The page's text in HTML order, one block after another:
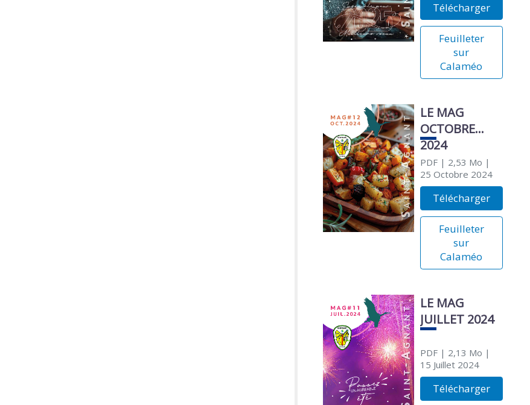
Télécharger
Feuilleter
sur
Calaméo
LE MAG
OCTOBRE
2024
PDF| 2,53 Mo |
25 Octobre 2024
Télécharger
Feuilleter
sur
Calaméo
LE MAG
JUILLET 2024
PDF| 2,13 Mo |
15 Juillet 2024
Télécharger